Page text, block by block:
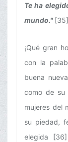
Te ha
mundo." [35]
¡Qué gran
con la
buena
como de su
mujeres del
su piedad,
elegida